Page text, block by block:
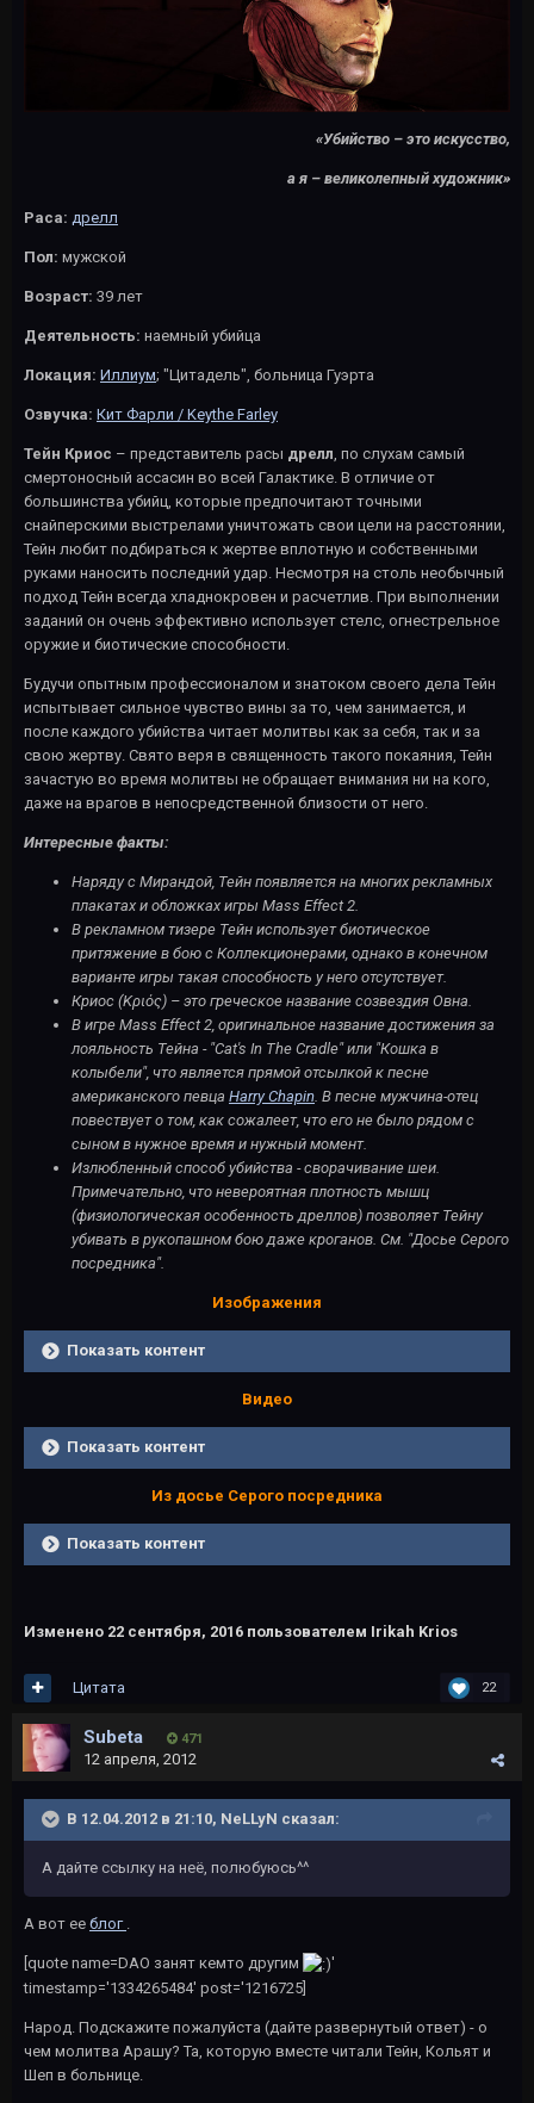
«Убийство – это искусство,
а я – великолепный художник»
Раса: дрелл
Пол: мужской
Возраст: 39 лет
Деятельность: наемный убийца
Локация: Иллиум; "Цитадель", больница Гуэрта
Озвучка: Кит Фарли / Keythe Farley
Тейн Криос – представитель расы дрелл , по слухам самый
смертоносный ассасин во всей Галактике. В отличие от
большинства убийц, которые предпочитают точными
снайперскими выстрелами уничтожать свои цели на расстоянии,
Тейн любит подбираться к жертве вплотную и собственными
руками наносить последний удар. Несмотря на столь необычный
подход Тейн всегда хладнокровен и расчетлив. При выполнении
заданий он очень эффективно использует стелс, огнестрельное
оружие и биотические способности.
Будучи опытным профессионалом и знатоком своего дела Тейн
испытывает сильное чувство вины за то, чем занимается, и
после каждого убийства читает молитвы как за себя, так и за
свою жертву. Свято веря в священность такого покаяния, Тейн
зачастую во время молитвы не обращает внимания ни на кого,
даже на врагов в непосредственной близости от него.
Интересные факты:
Наряду с Мирандой, Тейн появляется на многих рекламных
плакатах и обложках игры Mass Effect 2.
В рекламном тизере Тейн использует биотическое
притяжение в бою с Коллекционерами, однако в конечном
варианте игры такая способность у него отсутствует.
Криос (Κριός) – это греческое название созвездия Овна.
В игре Mass Effect 2, оригинальное название достижения за
лояльность Тейна - "Cat's In The Cradle" или "Кошка в
колыбели", что является прямой отсылкой к песне
американского певца Harry Chapin . В песне мужчина-отец
повествует о том, как сожалеет, что его не было рядом с
сыном в нужное время и нужный момент.
Излюбленный способ убийства - сворачивание шеи.
Примечательно, что невероятная плотность мышц
(физиологическая особенность дреллов) позволяет Тейну
убивать в рукопашном бою даже кроганов. См. "Досье Серого
посредника".
Изображения
Показать контент
Видео
Показать контент
Из досье Серого посредника
Показать контент
Изменено 22 сентября, 2016 пользователем Irikah Krios
22
Цитата
Subeta 471
12 апреля, 2012
В 12.04.2012 в 21:10, NeLLyN сказал:
А дайте ссылку на неё, полюбуюсь^^
А вот ее блог .
[quote name=DAO занят кемто другим
'
timestamp='1334265484' post='1216725]
Народ. Подскажите пожалуйста (дайте развернутый ответ) - о
чем молитва Арашу? Та, которую вместе читали Тейн, Кольят и
Шеп в больнице.